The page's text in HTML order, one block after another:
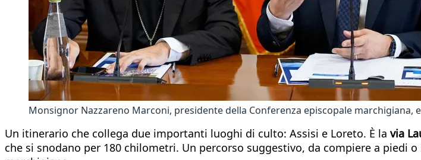
Monsignor Nazzareno Marconi, presidente della Conferenza episcopale marchigiana,
Un itinerario che collega due importanti luoghi di culto: Assisi e Loreto. È la via
che si snodano per 180 chilometri. Un percorso suggestivo, da compiere a piedi